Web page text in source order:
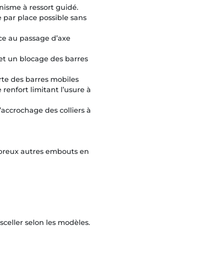
à ressort guidé.
place possible sans
au passage d’axe
un blocage des barres
des barres mobiles
renfort limitant l’usure à
des colliers à
autres embouts en
selon les modèles.